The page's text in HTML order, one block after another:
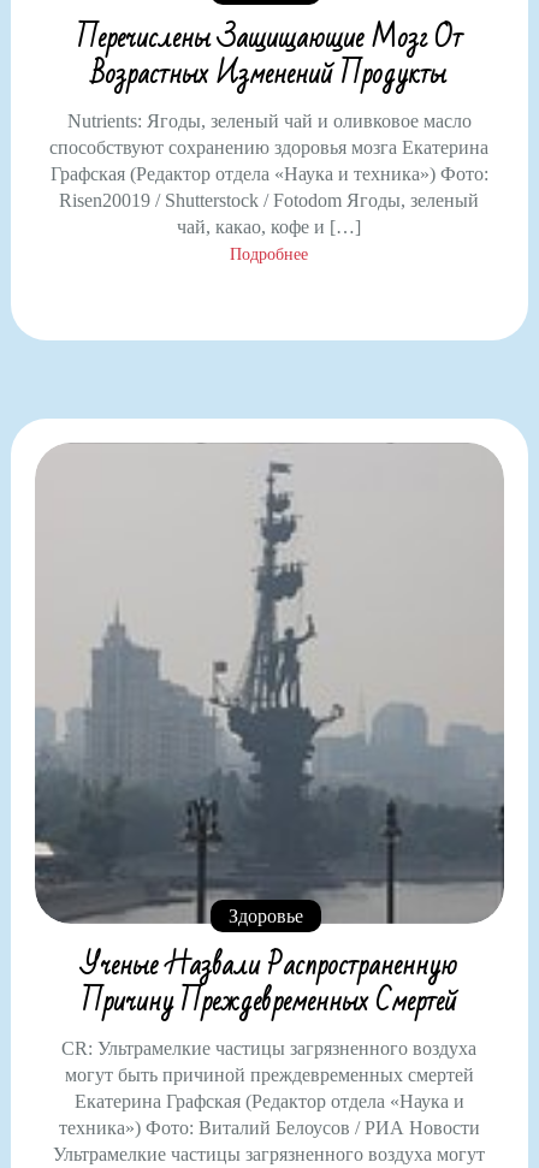
Перечислены Защищающие Мозг От
Возрастных Изменений Продукты
Nutrients: Ягоды, зеленый чай и оливковое масло
способствуют сохранению здоровья мозга Екатерина
Графская (Редактор отдела «Наука и техника») Фото:
Risen20019 / Shutterstock / Fotodom Ягоды, зеленый
чай, какао, кофе и […]
Подробнее
Здоровье
Ученые Назвали Распространенную
Причину Преждевременных Смертей
CR: Ультрамелкие частицы загрязненного воздуха
могут быть причиной преждевременных смертей
Екатерина Графская (Редактор отдела «Наука и
техника») Фото: Виталий Белоусов / РИА Новости
Ультрамелкие частицы загрязненного воздуха могут